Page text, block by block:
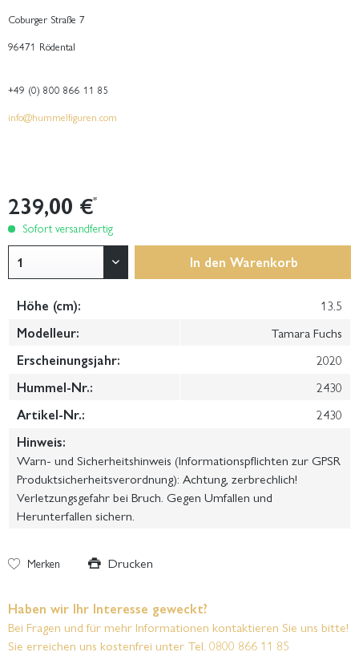
Coburger Straße 7
96471 Rödental
+49 (0) 800 866 11 85
info@hummelfiguren.com
239,00 €*
Sofort versandfertig
In den Warenkorb
Höhe (cm):
13.5
Modelleur:
Tamara Fuchs
Erscheinungsjahr:
2020
Hummel-Nr.:
2430
Artikel-Nr.:
2430
Hinweis:
Warn- und Sicherheitshinweis (Informationspflichten zur GPSR
Produktsicherheitsverordnung): Achtung, zerbrechlich!
Verletzungsgefahr bei Bruch. Gegen Umfallen und
Herunterfallen sichern.
Merken Drucken
Haben wir Ihr Interesse geweckt?
Bei Fragen und für mehr Informationen kontaktieren Sie uns bitte!
Sie erreichen uns kostenfrei unter Tel. 0800 866 11 85